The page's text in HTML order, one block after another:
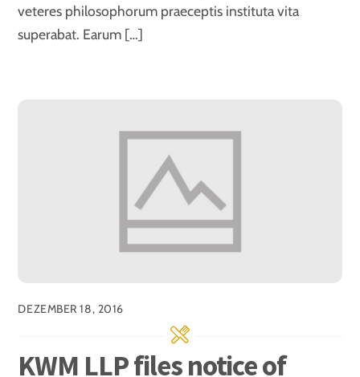
veteres philosophorum praeceptis instituta vita
superabat. Earum […]
DEZEMBER 18, 2016
KWM LLP files notice of